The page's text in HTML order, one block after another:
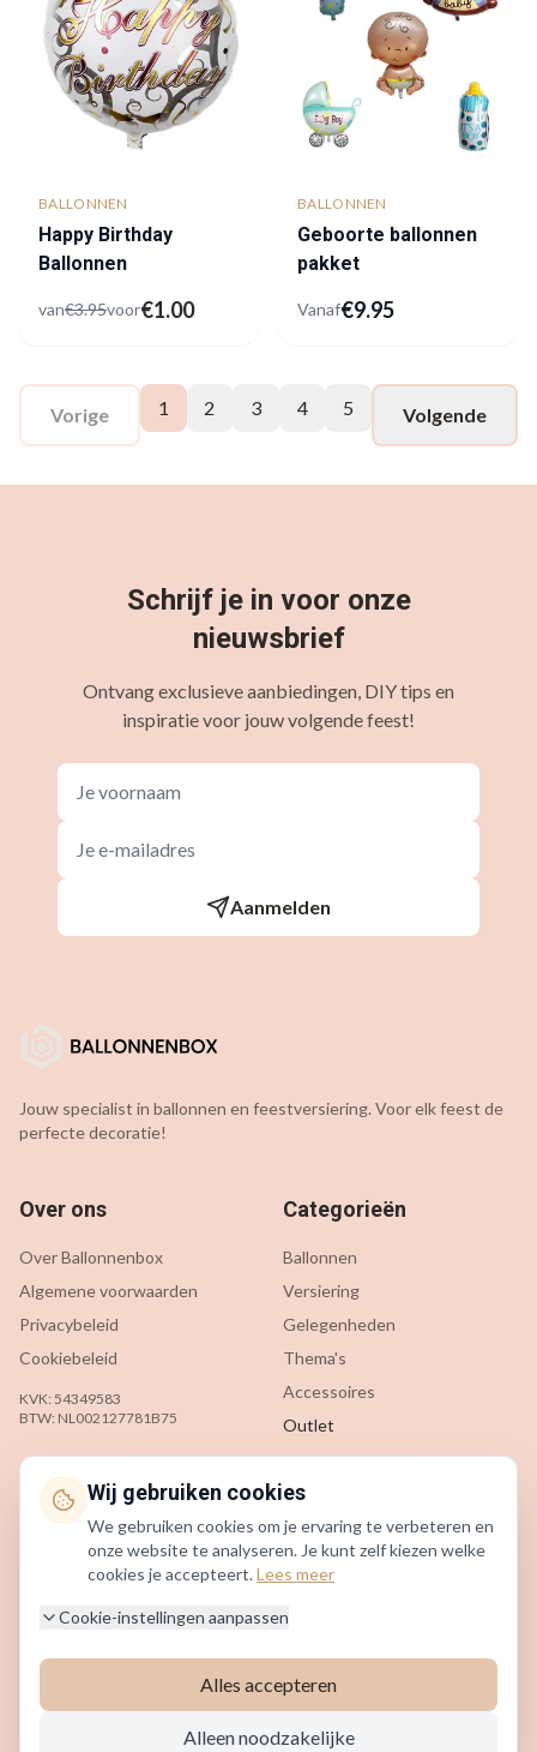
BALLONNEN
Happy Birthday
Ballonnen
van€3.95voor€1.00
BALLONNEN
Geboorte ballonnen
pakket
Vanaf€9.95
Vorige 1 2 3 4 5 Volgende
Schrijf je in voor onze
nieuwsbrief
Ontvang exclusieve aanbiedingen, DIY tips en
inspiratie voor jouw volgende feest!
Aanmelden
Jouw specialist in ballonnen en feestversiering. Voor elk feest de
perfecte decoratie!
Over ons
Over Ballonnenbox
Algemene voorwaarden
Privacybeleid
Cookiebeleid
KVK: 54349583
BTW: NL002127781B75
Categorieën
Ballonnen
Versiering
Gelegenheden
Thema's
Accessoires
Outlet
Klantenservice
Veelgestelde vragen
Contact
info@ballonnenbox.nl
085 200 7442
Ballonnenbox. Alle rechten voorbehouden.
Wij gebruiken cookies
We gebruiken cookies om je ervaring te verbeteren en
onze website te analyseren. Je kunt zelf kiezen welke
cookies je accepteert.Lees meer
Cookie-instellingen aanpassen
Alles accepteren
Alleen noodzakelijke